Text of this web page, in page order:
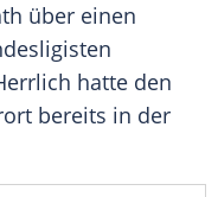
über einen
hatte den
bereits in der